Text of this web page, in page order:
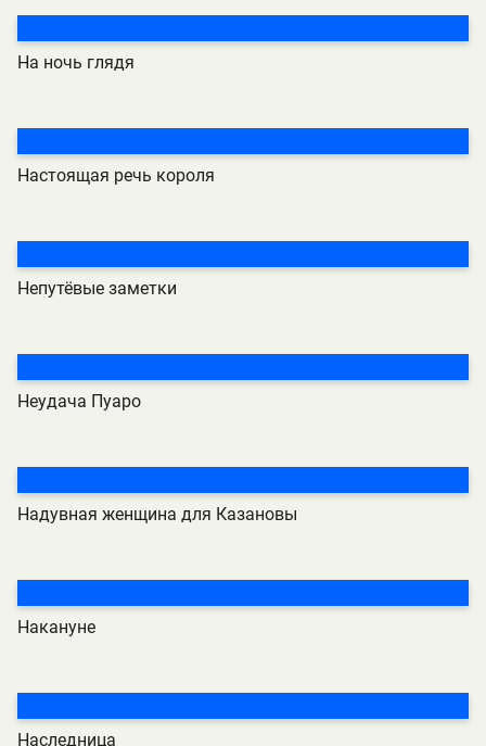
На ночь глядя
Настоящая речь короля
Непутёвые заметки
Неудача Пуаро
Надувная женщина для Казановы
Накануне
Наследница